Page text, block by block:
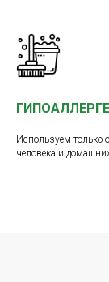
Используем только
человека и